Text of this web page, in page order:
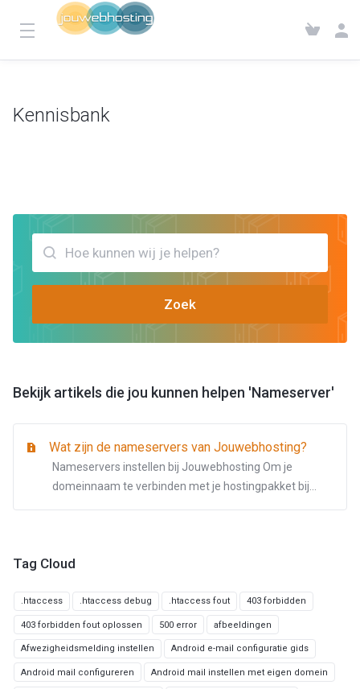
Kennisbank
Zoek
Bekijk artikels die jou kunnen helpen 'Nameserver'
Wat zijn de nameservers van Jouwebhosting?
Nameservers instellen bij Jouwebhosting Om je
domeinnaam te verbinden met je hostingpakket bij...
Tag Cloud
.htaccess .htaccess debug .htaccess fout 403 forbidden
403 forbidden fout oplossen 500 error afbeeldingen
Afwezigheidsmelding instellen Android e-mail configuratie gids
Android mail configureren Android mail instellen met eigen domein